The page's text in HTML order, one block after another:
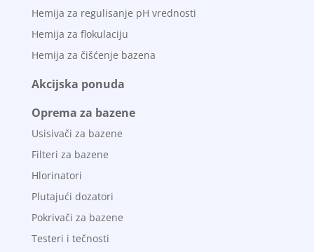
Hemija za regulisanje pH vrednosti
Hemija za flokulaciju
Hemija za čišćenje bazena
Akcijska ponuda
Oprema za bazene
Usisivači za bazene
Filteri za bazene
Hlorinatori
Plutajući dozatori
Pokrivači za bazene
Testeri i tečnosti